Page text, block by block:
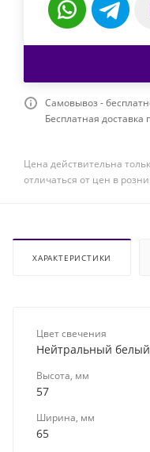
Самовывоз -
Бесплатная доставка
Цена действительна
отличаться от цен в
ХАРАКТЕРИСТИКИ
Цвет свечения
Нейтральный белый
Высота, мм
57
Ширина, мм
65